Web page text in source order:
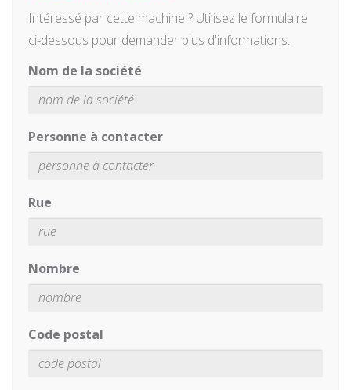
Intéressé par cette machine ? Utilisez le formulaire
ci-dessous pour demander plus d'informations.
Nom de la société
Personne à contacter
Rue
Nombre
Code postal